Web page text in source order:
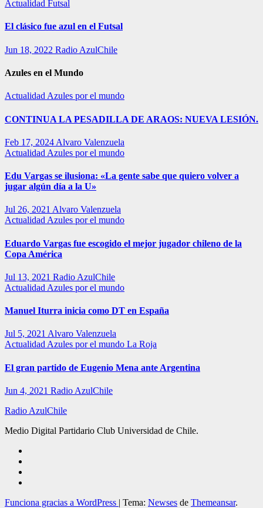
Actualidad Futsal
El clásico fue azul en el Futsal
Jun 18, 2022 Radio AzulChile
Azules en el Mundo
Actualidad Azules por el mundo
CONTINUA LA PESADILLA DE ARAOS: NUEVA LESIÓN.
Feb 17, 2024 Alvaro Valenzuela
Actualidad Azules por el mundo
Edu Vargas se ilusiona: «La gente sabe que quiero volver a
jugar algún día a la U»
Jul 26, 2021 Alvaro Valenzuela
Actualidad Azules por el mundo
Eduardo Vargas fue escogido el mejor jugador chileno de la
Copa América
Jul 13, 2021 Radio AzulChile
Actualidad Azules por el mundo
Manuel Iturra inicia como DT en España
Jul 5, 2021 Alvaro Valenzuela
Actualidad Azules por el mundo La Roja
El gran partido de Eugenio Mena ante Argentina
Jun 4, 2021 Radio AzulChile
Radio AzulChile
Medio Digital Partidario Club Universidad de Chile.
Funciona gracias a WordPress | Tema: Newses de Themeansar.